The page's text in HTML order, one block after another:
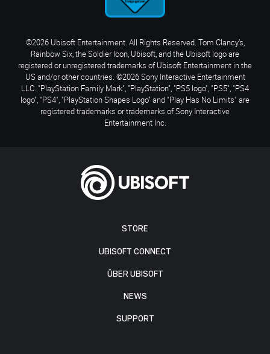
STORE
UBISOFT CONNECT
ÜBER UBISOFT
NEWS
SUPPORT
©2026 Ubisoft Entertainment. All Rights Reserved. Tom Clancy’s,
Rainbow Six, the Soldier Icon, Ubisoft, and the Ubisoft logo are
registered or unregistered trademarks of Ubisoft Entertainment in the
US and/or other countries. ©2026 Sony Interactive Entertainment
LLC. "PlayStation Family Mark", "PlayStation", "PS5 logo", "PS5", "PS4
logo", "PS4", "PlayStation Shapes Logo" and "Play Has No Limits" are
registered trademarks or trademarks of Sony Interactive
Entertainment Inc.